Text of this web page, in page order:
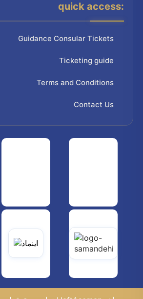
quick access:
Guidance Consular Tickets
Ticketing guide
Terms and Conditions
Contact Us